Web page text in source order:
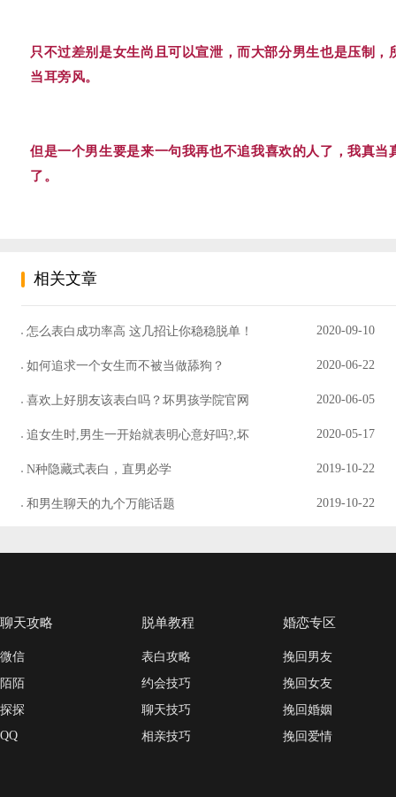
只不过差别是女生尚且可以宣泄，而大部分男生也是压制
当耳旁风。
但是一个男生要是来一句我再也不追我喜欢的人了，我真
了。
相关文章
怎么表白成功率高 这几招让你稳稳脱单！ 2020-09-10
如何追求一个女生而不被当做舔狗？ 2020-06-22
喜欢上好朋友该表白吗？坏男孩学院官网 2020-06-05
追女生时,男生一开始就表明心意好吗?,坏 2020-05-17
N种隐藏式表白，直男必学 2019-10-22
和男生聊天的九个万能话题 2019-10-22
聊天攻略
微信
陌陌
探探
QQ
脱单教程
表白攻略
约会技巧
聊天技巧
相亲技巧
婚恋专区
挽回男友
挽回女友
挽回婚姻
挽回爱情